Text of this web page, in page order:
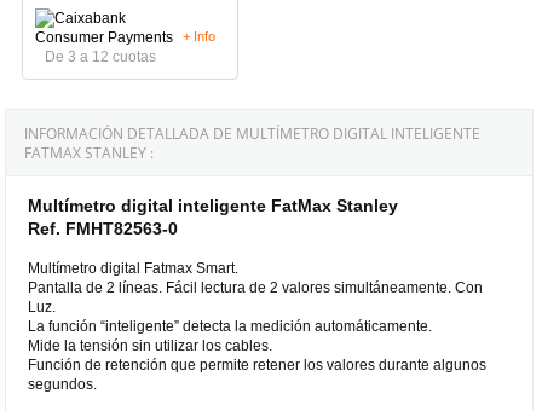
De 3 a 12 cuotas
+ Info
INFORMACIÓN DETALLADA DE MULTÍMETRO DIGITAL INTELIGENTE
FATMAX STANLEY :
Multímetro digital inteligente FatMax Stanley
Ref. FMHT82563-0
Multímetro digital Fatmax Smart.
Pantalla de 2 líneas. Fácil lectura de 2 valores simultáneamente. Con
Luz.
La función “inteligente” detecta la medición automáticamente.
Mide la tensión sin utilizar los cables.
Función de retención que permite retener los valores durante algunos
segundos.